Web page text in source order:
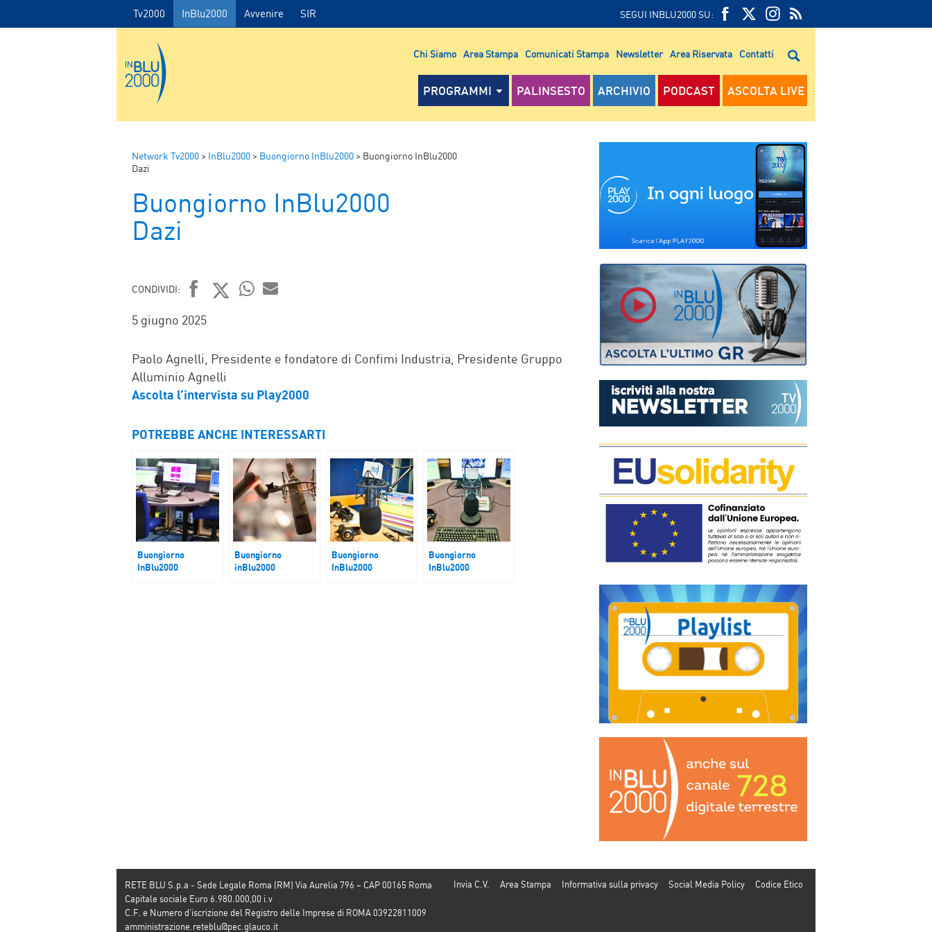
Tv2000 InBlu2000 Avvenire SIR SEGUI INBLU2000 SU:
FEED
RSS
RSS
Chi Siamo Area Stampa Comunicati Stampa Newsletter Area Riservata Contatti
PROGRAMMI PALINSESTO ARCHIVIO PODCAST ASCOLTA LIVE
Network Tv2000 > InBlu2000 > Buongiorno InBlu2000 > Buongiorno InBlu2000
Dazi
Buongiorno InBlu2000
Dazi
CONDIVIDI:
FACEBOOK
5 giugno 2025
Paolo Agnelli, Presidente e fondatore di Confimi Industria, Presidente Gruppo
Alluminio Agnelli
Ascolta l’intervista su Play2000
POTREBBE ANCHE INTERESSARTI
Buongiorno
InBlu2000
Buongiorno
inBlu2000
Buongiorno
InBlu2000
Buongiorno
InBlu2000
Invia C.V. Area Stampa Informativa sulla privacy Social Media Policy Codice Etico
RETE BLU S.p.a - Sede Legale Roma (RM) Via Aurelia 796 – CAP 00165 Roma
Capitale sociale Euro 6.980.000,00 i.v
C.F. e Numero d’iscrizione del Registro delle Imprese di ROMA 03922811009
amministrazione.reteblu@pec.glauco.it